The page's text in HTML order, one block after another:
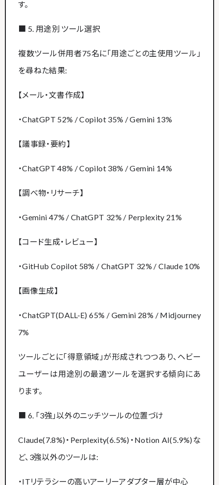
す。
■ 5. 用途別 ツール選択
複数ツール併用者75名に「用途ごとの主使用ツール」
を尋ねた結果:
【メール・文書作成】
・ChatGPT 52% / Copilot 35% / Gemini 13%
【議事録・要約】
・ChatGPT 48% / Copilot 38% / Gemini 14%
【調べ物・リサーチ】
・Gemini 47% / ChatGPT 32% / Perplexity 21%
【コード生成・レビュー】
・GitHub Copilot 58% / ChatGPT 32% / Claude 10%
【画像生成】
・ChatGPT(DALL-E) 65% / Gemini 28% / Midjourney
7%
ツールごとに「得意領域」が形成されつつあり、ヘビー
ユーザーは用途別の最適ツールを選択する傾向にあ
ります。
■ 6. 「3強」以外のニッチツールの位置づけ
Claude(7.8%)・Perplexity(6.5%)・Notion AI(5.9%)な
ど、3強以外のツールは:
・ITリテラシーの高いアーリーアダプター層が中心